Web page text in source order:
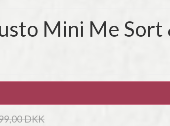
Mini Me Sort
DKK